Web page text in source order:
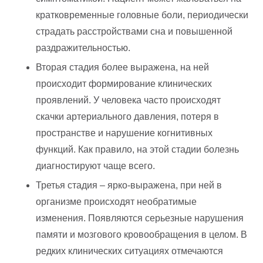
кратковременные головные боли, периодически
страдать расстройствами сна и повышенной
раздражительностью.
Вторая стадия более выражена, на ней
происходит формирование клинических
проявлений. У человека часто происходят
скачки артериального давления, потеря в
пространстве и нарушение когнитивных
функций. Как правило, на этой стадии болезнь
диагностируют чаще всего.
Третья стадия – ярко-выражена, при ней в
организме происходят необратимые
изменения. Появляются серьезные нарушения
памяти и мозгового кровообращения в целом. В
редких клинических ситуациях отмечаются